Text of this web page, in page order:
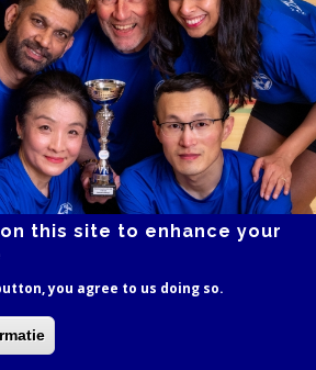
album |>> naar ons youtubekanaal
this site to enhance your
you agree to us doing so.